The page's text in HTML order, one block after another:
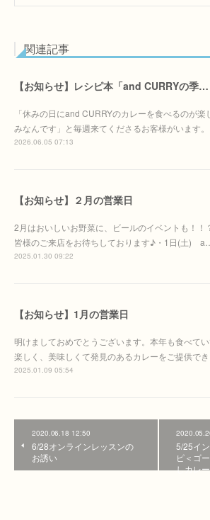
関連記事
【お知らせ】レシピ本「and CURRYの季節を季節を楽しむカレー」6/30(火)発売決定！！
「休みの日にand CURRYのカレーを食べるのが楽
みなんです」と毎週来てくださるお客様がいます。
2026.06.05 07:13
【お知らせ】２月の営業日
2月はおいしいお野菜に、ビールのイベントも！！
皆様のご来店をお待ちしております♪・1日(土) a…
2025.01.30 09:22
【お知らせ】1月の営業日
明けましておめでとうございます。本年も食べて
楽しく、美味しくて発見のあるカレーをご提供でき
2025.01.09 05:54
2020.06.18 12:50
6/28オンラインレッスンの
お誘い
5/25イ
ピ＜ゴ
しカレ